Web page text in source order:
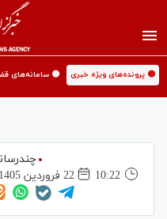
🟡 پرونده‌های ویژه خبری 🟡 سامانه‌های
10:22
22 فروردين 1405